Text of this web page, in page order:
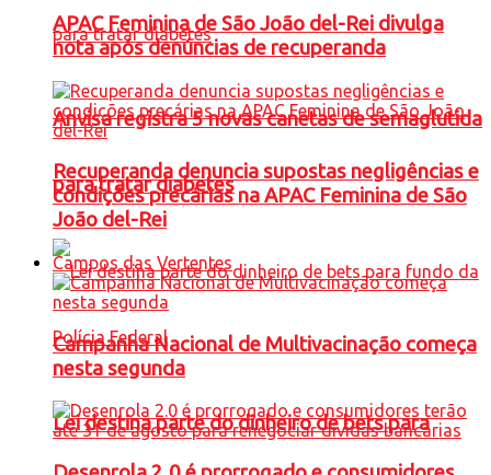
Anvisa registra 5 novas canetas de semaglutida
para tratar diabetes
Lei destina parte do dinheiro de bets para
APAC Feminina de São João del-Rei divulga
nota após denúncias de recuperanda
Recuperanda denuncia supostas negligências e
condições precárias na APAC Feminina de São
João del-Rei
Campos das Vertentes
Campanha Nacional de Multivacinação começa
nesta segunda